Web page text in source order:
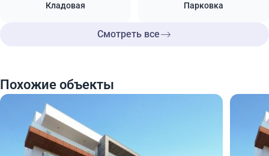
Кладовая Парковка
Смотреть все
Похожие объекты